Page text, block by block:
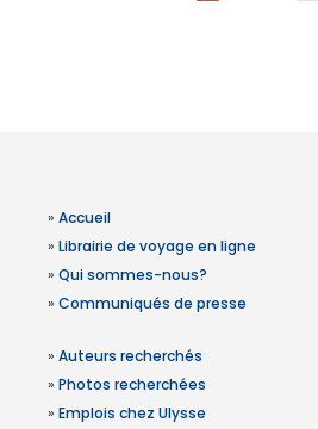
» Accueil
» Librairie de voyage en ligne
» Qui sommes-nous?
» Communiqués de presse
» Auteurs recherchés
» Photos recherchées
» Emplois chez Ulysse